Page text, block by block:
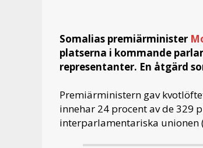
Somalias premiärminister
platserna i kommande
representanter. En åtgärd
Premiärministern gav
innehar 24 procent av de 329
interparlamentariska unionen